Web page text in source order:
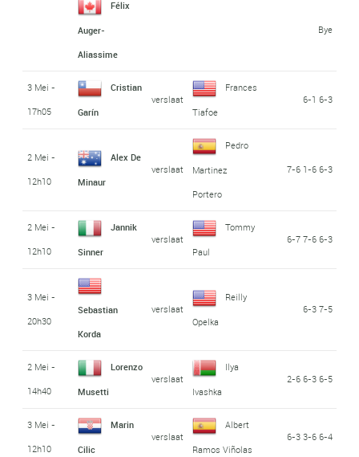
Félix
Auger-
Aliassime
Bye
3 Mei -
17h05
Cristian
Garín
verslaat
Frances
Tiafoe
6-1 6-3
2 Mei -
12h10
Alex De
Minaur
verslaat
Pedro
Martinez
Portero
7-6 1-6 6-3
2 Mei -
12h10
Jannik
Sinner
verslaat
Tommy
Paul
6-7 7-6 6-3
3 Mei -
20h30
Sebastian
Korda
verslaat
Reilly
Opelka
6-3 7-5
2 Mei -
14h40
Lorenzo
Musetti
verslaat
Ilya
Ivashka
2-6 6-3 6-5
3 Mei -
12h10
Marin
Cilic
verslaat
Albert
Ramos Viñolas
6-3 3-6 6-4